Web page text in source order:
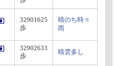
32901625
歩
晴のち時々
雨
32902633
歩
晴雲多し